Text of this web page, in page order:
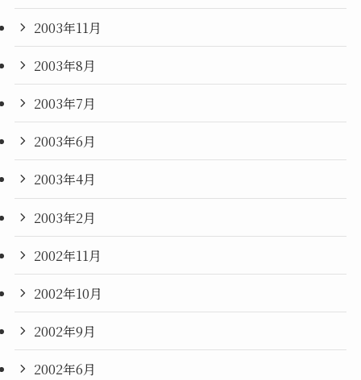
2003年11月
2003年8月
2003年7月
2003年6月
2003年4月
2003年2月
2002年11月
2002年10月
2002年9月
2002年6月